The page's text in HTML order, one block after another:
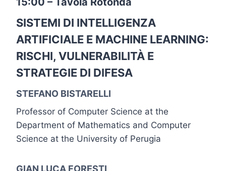
SISTEMI DI INTELLIGENZA
ARTIFICIALE E MACHINE LEARNING:
RISCHI, VULNERABILITÀ E
STRATEGIE DI DIFESA
STEFANO BISTARELLI
Professor of Computer Science at the
Department of Mathematics and Computer
Science at the University of Perugia
GIAN LUCA FORESTI